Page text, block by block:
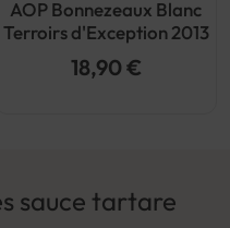
AOP Bonnezeaux Blanc
Terroirs d'Exception 2013
18,90 €
sauce tartare